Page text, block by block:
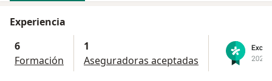
Experiencia
6
Formación
1
Aseguradoras aceptadas